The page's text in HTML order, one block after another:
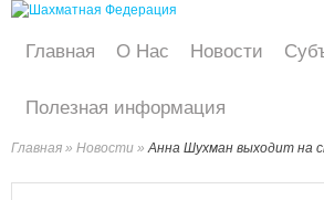
Главная О Нас Новости
Полезная информация
Главная » Новости » Анна Шухман выходит на